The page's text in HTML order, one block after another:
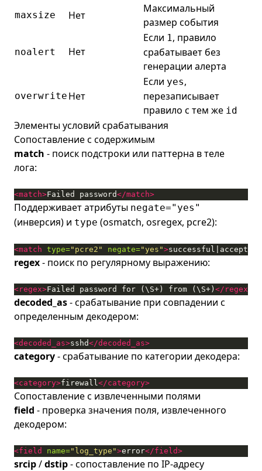
maxsize Нет
Максимальный
размер события
noalert Нет
Если 1, правило
срабатывает без
генерации алерта
overwrite Нет
Если yes,
перезаписывает
правило с тем же id
Элементы условий срабатывания
Сопоставление с содержимым
match - поиск подстроки или паттерна в теле
лога:
<match>Failed password</match>
Поддерживает атрибуты negate="yes"
(инверсия) и type (osmatch, osregex, pcre2):
<match type="pcre2" negate="yes">successful|accepted
regex- поиск по регулярному выражению:
<regex>Failed password for (\S+) from (\S+) </regex>
decoded_as- срабатывание при совпадении с
определенным декодером:
<decoded_as>sshd</decoded_as>
category- срабатывание по категории декодера:
<category>firewall</category>
Сопоставление с извлеченными полями
field - проверка значения поля, извлеченного
декодером:
<field name="log_type">error</field>
srcip/dstip- сопоставление по IP-адресу